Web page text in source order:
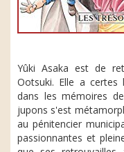
Yûki Asaka est de
Ootsuki. Elle a certes
dans les mémoires
jupons s'est
au pénitencier
passionnantes et